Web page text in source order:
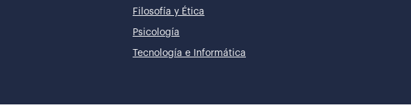
Filosofía y Ética
Psicología
Tecnología e Informática